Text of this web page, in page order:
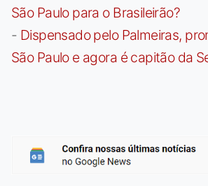
São Paulo para o Brasileirão?
- Dispensado pelo Palmeiras,
São Paulo e agora é capitão da